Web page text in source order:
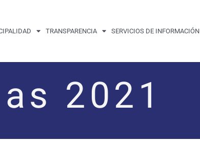
TRANSPARENCIA SERVICIOS DE INFORMACIÓN
2021